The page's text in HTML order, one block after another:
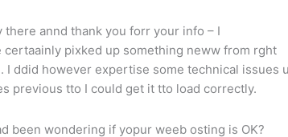
there annd thank you forr your info – I
certaainly pixked up something neww from rght
I ddid however expertise some technical
previous tto I could get it tto load correctly.
been wondering if yopur weeb osting is OK?